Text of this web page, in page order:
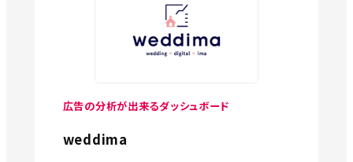
広告の分析が出来るダッシュボード
weddima